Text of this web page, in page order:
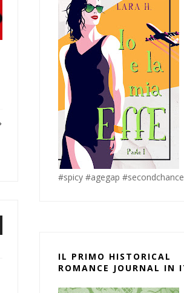
#spicy #agegap #secondchance
IL PRIMO HISTORICAL
ROMANCE JOURNAL IN